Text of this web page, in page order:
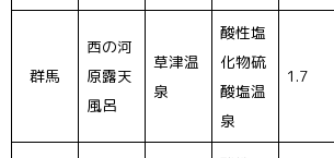
群馬
西の河
原露天
風呂
草津温
泉
酸性塩
化物硫
酸塩温
泉
1.7